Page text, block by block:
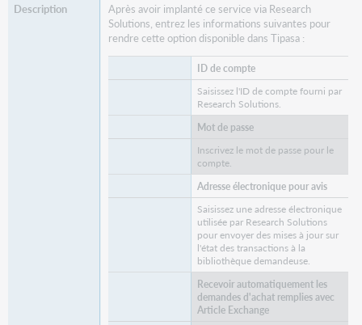
Après avoir implanté ce service via Research
Solutions, entrez les informations suivantes pour
rendre cette option disponible dans Tipasa :
ID de compte
Saisissez l'ID de compte fourni par
Research Solutions.
Mot de passe
Inscrivez le mot de passe pour le
compte.
Adresse électronique pour avis
Saisissez une adresse électronique
utilisée par Research Solutions
pour envoyer des mises à jour sur
l'état des transactions à la
bibliothèque demandeuse.
Recevoir automatiquement les
demandes d'achat remplies avec
Article Exchange